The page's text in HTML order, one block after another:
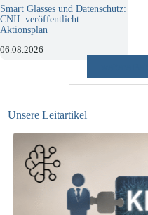
Smart Glasses und Datenschutz:
CNIL veröffentlicht
Aktionsplan
06.08.2026
Unsere Leitartikel